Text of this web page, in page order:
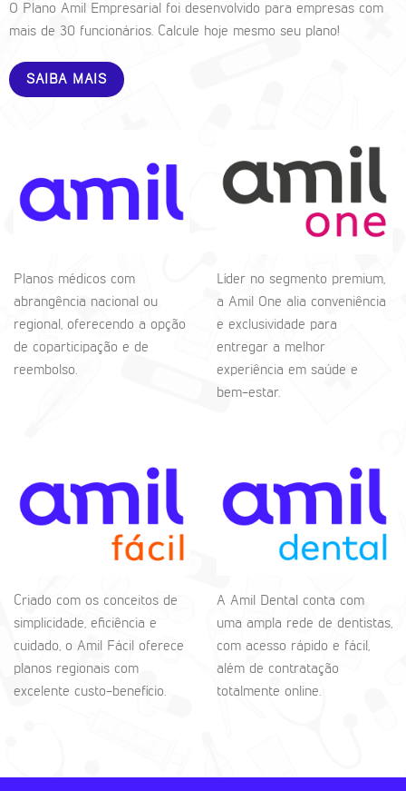
O Plano Amil Empresarial foi desenvolvido para empresas com
mais de 30 funcionários. Calcule hoje mesmo seu plano!
SAIBA MAIS
Planos médicos com
abrangência nacional ou
regional, oferecendo a opção
de coparticipação e de
reembolso.
Líder no segmento premium,
a Amil One alia conveniência
e exclusividade para
entregar a melhor
experiência em saúde e
bem-estar.
Criado com os conceitos de
simplicidade, eficiência e
cuidado, o Amil Fácil oferece
planos regionais com
excelente custo-benefício.
A Amil Dental conta com
uma ampla rede de dentistas,
com acesso rápido e fácil,
além de contratação
totalmente online.